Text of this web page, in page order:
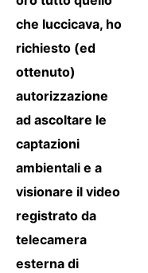
che luccicava, ho
richiesto (ed
ottenuto)
autorizzazione
ad ascoltare le
captazioni
ambientali e a
visionare il video
registrato da
telecamera
esterna di